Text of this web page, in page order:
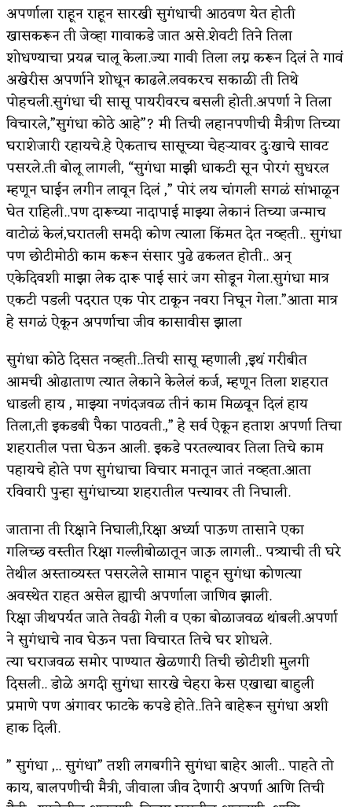
अपर्णाला राहून राहून सारखी सुगंधाची आठवण येत होती
खासकरून ती जेव्हा गावाकडे जात असे.शेवटी तिने तिला
शोधण्याचा प्रयत्न चालू केला.ज्या गावी तिला लग्न करून दिलं ते गावं
अखेरीस अपर्णाने शोधून काढले.लवकरच सकाळी ती तिथे
पोहचली.सुगंधा ची सासू पायरीवरच बसली होती.अपर्णा ने तिला
विचारले,”सुगंधा कोठे आहे”? मी तिची लहानपणीची मैत्रीण तिच्या
घराशेजारी रहायचे.हे ऐकताच सासूच्या चेहऱ्यावर दुःखाचे सावट
पसरले.ती बोलू लागली, “सुगंधा माझी धाकटी सून पोरगं सुधरल
म्हणून घाईन लगीन लावून दिलं ,” पोरं लय चांगली सगळं सांभाळून
घेत राहिली..पण दारूच्या नादापाई माझ्या लेकानं तिच्या जन्माच
वाटोळं केलं,घरातली समदी कोण त्याला किंमत देत नव्हती.. सुगंधा
पण छोटीमोठी काम करून संसार पुढे ढकलत होती.. अन्
एकेदिवशी माझा लेक दारू पाई सारं जग सोडून गेला.सुगंधा मात्र
एकटी पडली पदरात एक पोर टाकून नवरा निघून गेला.”आता मात्र
हे सगळं ऐकून अपर्णाचा जीव कासावीस झाला
सुगंधा कोठे दिसत नव्हती..तिची सासू म्हणाली ,इथं गरीबीत
आमची ओढाताण त्यात लेकाने केलेलं कर्ज, म्हणून तिला शहरात
धाडली हाय , माझ्या नणंदजवळ तीनं काम मिळवून दिलं हाय
तिला,ती इकडबी पैका पाठवती.,” हे सर्व ऐकून हताश अपर्णा तिचा
शहरातील पत्ता घेऊन आली. इकडे परतल्यावर तिला तिचे काम
पहायचे होते पण सुगंधाचा विचार मनातून जातं नव्हता.आता
रविवारी पुन्हा सुगंधाच्या शहरातील पत्त्यावर ती निघाली.
जाताना ती रिक्षाने निघाली,रिक्षा अर्ध्या पाऊण तासाने एका
गलिच्छ वस्तीत रिक्षा गल्लीबोळातून जाऊ लागली.. पत्र्याची ती घरे
तेथील अस्ताव्यस्त पसरलेले सामान पाहून सुगंधा कोणत्या
अवस्थेत राहत असेल ह्याची अपर्णाला जाणिव झाली.
रिक्षा जीथपर्यत जाते तेवढी गेली व एका बोळाजवळ थांबली.अपर्णा
ने सुगंधाचे नाव घेऊन पत्ता विचारत तिचे घर शोधले.
त्या घराजवळ समोर पाण्यात खेळणारी तिची छोटीशी मुलगी
दिसली.. डोळे अगदी सुगंधा सारखे चेहरा केस एखाद्या बाहुली
प्रमाणे पण अंगावर फाटके कपडे होते..तिने बाहेरून सुगंधा अशी
हाक दिली.
” सुगंधा ,.. सुगंधा” तशी लगबगीने सुगंधा बाहेर आली.. पाहते तो
काय, बालपणीची मैत्री, जीवाला जीव देणारी अपर्णा आणि तिची